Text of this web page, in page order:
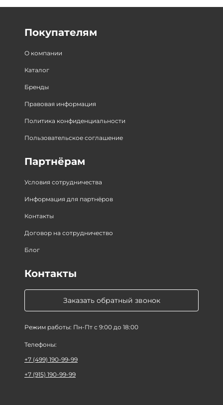
Покупателям
О компании
Каталог
Бренды
Правовая информация
Политика конфиденциальности
Пользовательское соглашение
Партнёрам
Условия сотрудничества
Информация для партнёров
Контакты
Договор на сотрудничество
Блог
Заказать обратный звонок
Режим работы: Пн-Пт с 9:00 до 18:00
Контакты
Телефоны:
+7 (499) 190-99-99
+7 (915) 190-99-99